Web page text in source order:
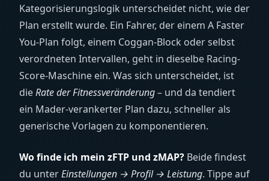
Kategorisierungslogik unterscheidet nicht, wie der
Plan erstellt wurde. Ein Fahrer, der einem A Faster
You-Plan folgt, einem Coggan-Block oder selbst
verordneten Intervallen, geht in dieselbe Racing-
Score-Maschine ein. Was sich unterscheidet, ist
dieRate der Fitnessveränderung– und da tendiert
ein Mader-verankerter Plan dazu, schneller als
generische Vorlagen zu komponentieren.
Wo finde ich mein zFTP und zMAP? Beide findest
du unterEinstellungen → Profil → Leistung. Tippe auf